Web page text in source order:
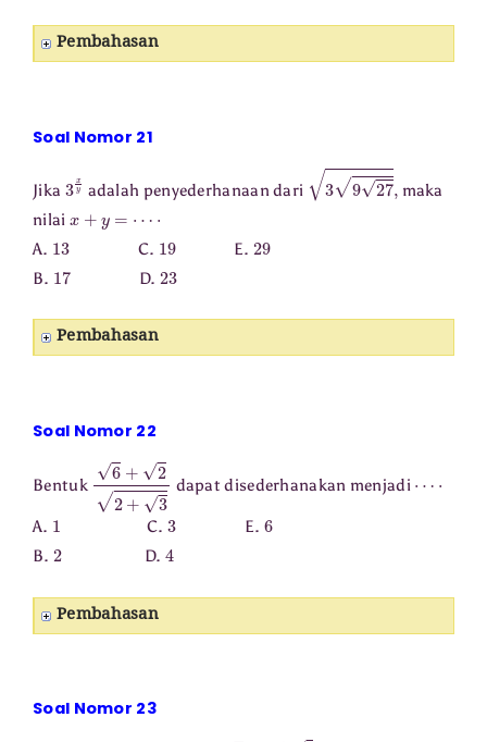
Pembahasan
Soal Nomor 21
Jika 3x adalah penyederhanaan dari 3 927 ,
maka
nilai
y
A. 13 C. 19E. 29
B. 17 D. 23
Pembahasan
Soal Nomor 22
Bentuk 6+2 2+ 3 dapat disederhanakan menjadi
A. 1 C.3 E. 6
B. 2D. 4
Pembahasan
Soal Nomor 23